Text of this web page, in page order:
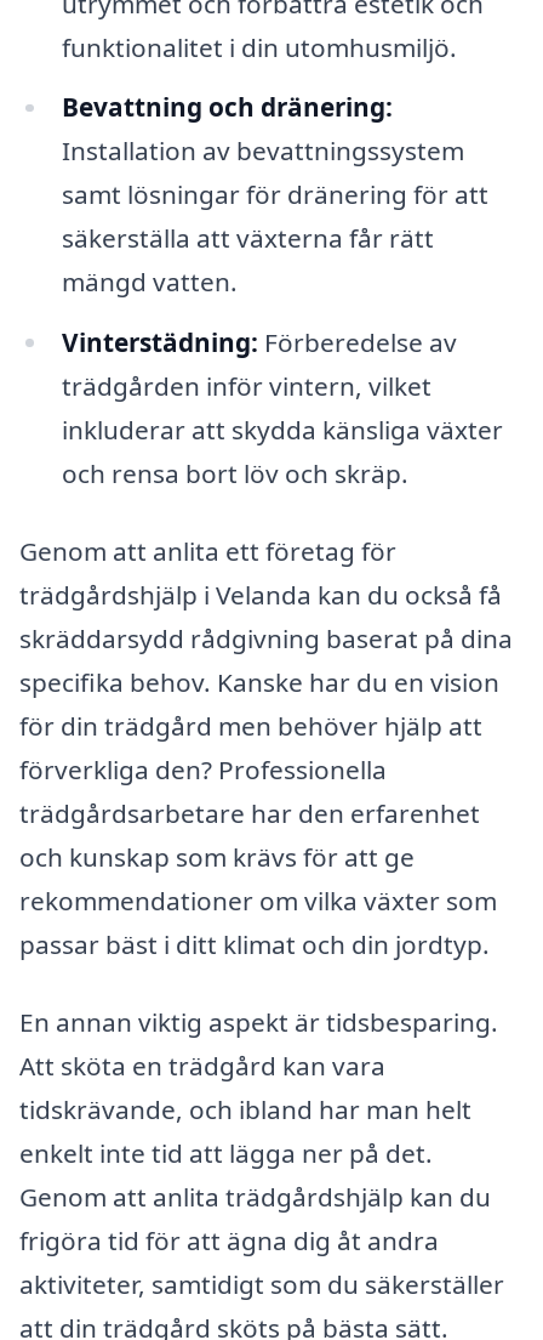
funktionalitet i din utomhusmiljö.
Bevattning och dränering:
Installation av bevattningssystem
samt lösningar för dränering för att
säkerställa att växterna får rätt
mängd vatten.
Vinterstädning: Förberedelse av
trädgården inför vintern, vilket
inkluderar att skydda känsliga växter
och rensa bort löv och skräp.
Genom att anlita ett företag för
trädgårdshjälp i Velanda kan du också få
skräddarsydd rådgivning baserat på dina
specifika behov. Kanske har du en vision
för din trädgård men behöver hjälp att
förverkliga den? Professionella
trädgårdsarbetare har den erfarenhet
och kunskap som krävs för att ge
rekommendationer om vilka växter som
passar bäst i ditt klimat och din jordtyp.
En annan viktig aspekt är tidsbesparing.
Att sköta en trädgård kan vara
tidskrävande, och ibland har man helt
enkelt inte tid att lägga ner på det.
Genom att anlita trädgårdshjälp kan du
frigöra tid för att ägna dig åt andra
aktiviteter, samtidigt som du säkerställer
att din trädgård sköts på bästa sätt.